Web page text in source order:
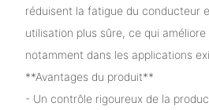
réduisent la fatigue du conducteur
utilisation plus sûre, ce qui
notamment dans les applications
**Avantages du produit**
- Un contrôle rigoureux de la